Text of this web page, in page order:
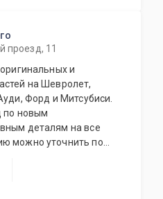
проезд, 11
и
на Шевролет,
Форд и Митсубиси.
по новым
деталям на все
можно уточнить по
регионы